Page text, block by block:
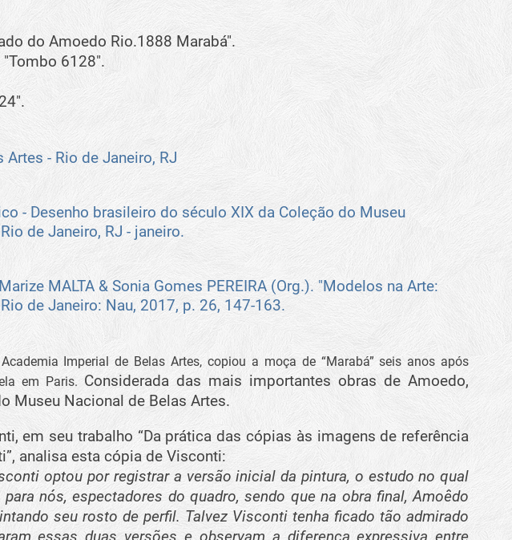
do Amoedo Rio.1888 Marabá".
6128".
- Rio de Janeiro, RJ
- Desenho brasileiro do século XIX da Coleção do Museu
de Janeiro, RJ - janeiro.
MALTA & Sonia Gomes PEREIRA (Org.). "Modelos na Arte:
de Janeiro: Nau, 2017, p. 26, 147-163.
Imperial de Belas Artes, copiou a moça de “Marabá” seis anos após
em Paris. Considerada das mais importantes obras de Amoedo,
Museu Nacional de Belas Artes.
em seu trabalho “Da prática das cópias às imagens de referência
analisa esta cópia de Visconti:
optou por registrar a versão inicial da pintura, o estudo no qual
nós, espectadores do quadro, sendo que na obra final, Amoêdo
seu rosto de perfil. Talvez Visconti tenha ficado tão admirado
essas duas versões e observam a diferença expressiva entre